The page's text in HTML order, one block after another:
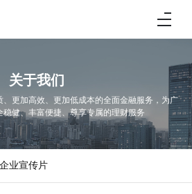
关于我们
更加高效、更加低成本的全面金融服务，为广
稳健、丰富便捷、尊享专属的理财服务
企业宣传片